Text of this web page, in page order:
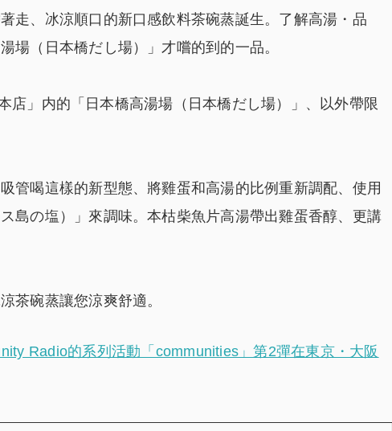
走、冰涼順口的新口感飲料茶碗蒸誕生。了解高湯・品
場（日本橋だし場）」才嚐的到的一品。
店」内的「日本橋高湯場（日本橋だし場）」、以外帶限
管喝這樣的新型態、將雞蛋和高湯的比例重新調配、使用
島の塩）」來調味。本枯柴魚片高湯帶出雞蛋香醇、更講
茶碗蒸讓您涼爽舒適。
Radio的系列活動「communities」第2彈在東京・大阪